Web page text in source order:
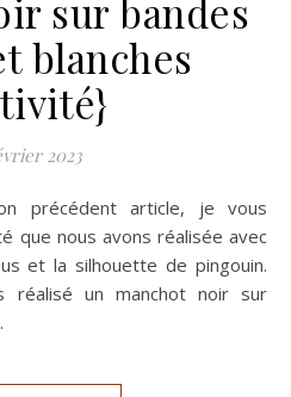
sur bandes
blanches
2023
que nous avons réalisée avec
et la silhouette de pingouin.
réalisé un manchot noir sur